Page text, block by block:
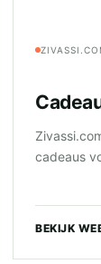
cadeaus
BEKIJK